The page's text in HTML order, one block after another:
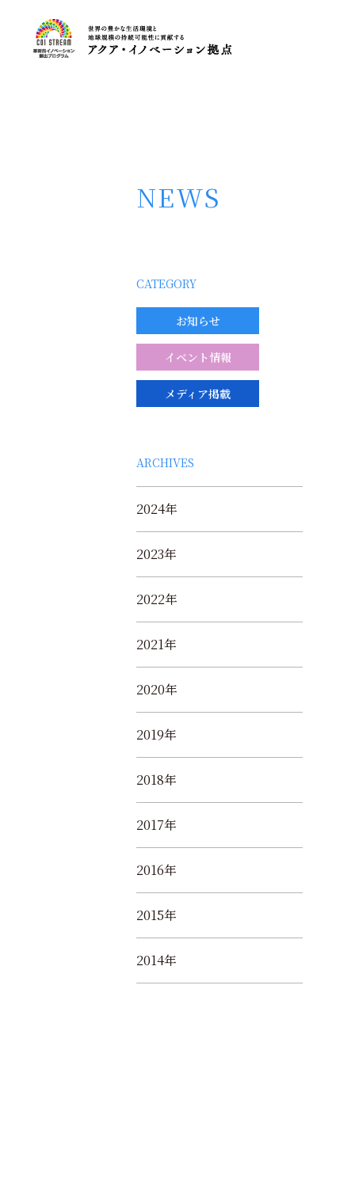
NEWS
CATEGORY
お知らせ
イベント情報
メディア掲載
ARCHIVES
2024年
2023年
2022年
2021年
2020年
2019年
2018年
2017年
2016年
2015年
2014年